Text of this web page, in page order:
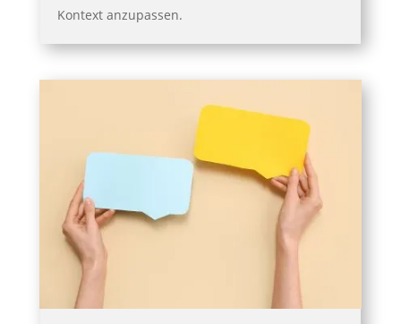
Kontext anzupassen.